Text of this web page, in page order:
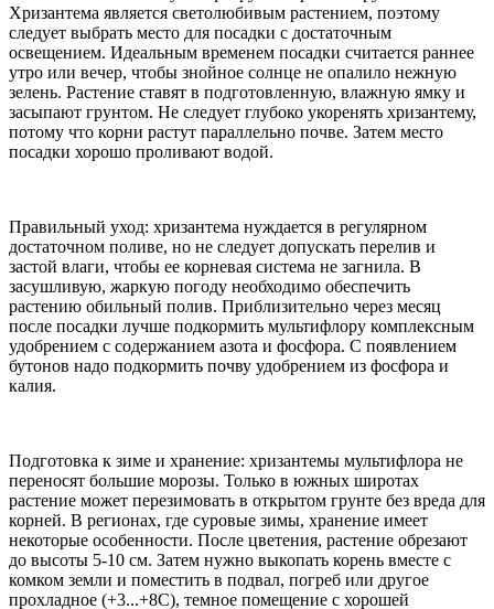
Хризантема является светолюбивым растением, поэтому
следует выбрать место для посадки с достаточным
освещением. Идеальным временем посадки считается раннее
утро или вечер, чтобы знойное солнце не опалило нежную
зелень. Растение ставят в подготовленную, влажную ямку и
засыпают грунтом. Не следует глубоко укоренять хризантему,
потому что корни растут параллельно почве. Затем место
посадки хорошо проливают водой.
Правильный уход: хризантема нуждается в регулярном
достаточном поливе, но не следует допускать перелив и
застой влаги, чтобы ее корневая система не загнила. В
засушливую, жаркую погоду необходимо обеспечить
растению обильный полив. Приблизительно через месяц
после посадки лучше подкормить мультифлору комплексным
удобрением с содержанием азота и фосфора. С появлением
бутонов надо подкормить почву удобрением из фосфора и
калия.
Подготовка к зиме и хранение: хризантемы мультифлора не
переносят большие морозы. Только в южных широтах
растение может перезимовать в открытом грунте без вреда для
корней. В регионах, где суровые зимы, хранение имеет
некоторые особенности. После цветения, растение обрезают
до высоты 5-10 см. Затем нужно выкопать корень вместе с
комком земли и поместить в подвал, погреб или другое
прохладное (+3...+8C), темное помещение с хорошей